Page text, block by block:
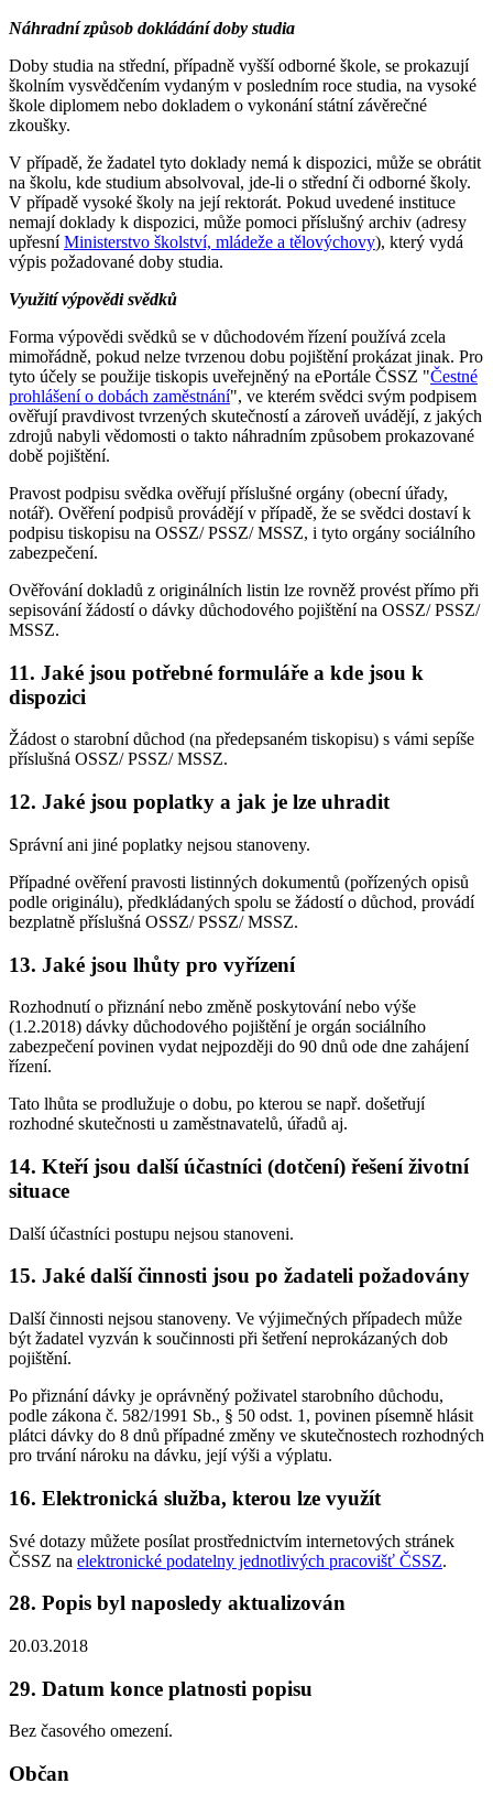
Náhradní způsob dokládání doby studia
Doby studia na střední, případně vyšší odborné škole, se prokazují
školním vysvědčením vydaným v posledním roce studia, na vysoké
škole diplomem nebo dokladem o vykonání státní závěrečné
zkoušky.
V případě, že žadatel tyto doklady nemá k dispozici, může se obrátit
na školu, kde studium absolvoval, jde-li o střední či odborné školy.
V případě vysoké školy na její rektorát. Pokud uvedené instituce
nemají doklady k dispozici, může pomoci příslušný archiv (adresy
upřesníMinisterstvo školství, mládeže a tělovýchovy), který vydá
výpis požadované doby studia.
Využití výpovědi svědků
Forma výpovědi svědků se v důchodovém řízení používá zcela
mimořádně, pokud nelze tvrzenou dobu pojištění prokázat jinak. Pro
tyto účely se použije tiskopis uveřejněný na ePortále ČSSZ "Čestné
prohlášení o dobách zaměstnání", ve kterém svědci svým podpisem
ověřují pravdivost tvrzených skutečností a zároveň uvádějí, z jakých
zdrojů nabyli vědomosti o takto náhradním způsobem prokazované
době pojištění.
Pravost podpisu svědka ověřují příslušné orgány (obecní úřady,
notář). Ověření podpisů provádějí v případě, že se svědci dostaví k
podpisu tiskopisu na OSSZ/ PSSZ/ MSSZ, i tyto orgány sociálního
zabezpečení.
Ověřování dokladů z originálních listin lze rovněž provést přímo při
sepisování žádostí o dávky důchodového pojištění na OSSZ/ PSSZ/
MSSZ.
11. Jaké jsou potřebné formuláře a kde jsou k
dispozici
Žádost o starobní důchod (na předepsaném tiskopisu) s vámi sepíše
příslušná OSSZ/ PSSZ/ MSSZ.
12. Jaké jsou poplatky a jak je lze uhradit
Správní ani jiné poplatky nejsou stanoveny.
Případné ověření pravosti listinných dokumentů (pořízených opisů
podle originálu), předkládaných spolu se žádostí o důchod, provádí
bezplatně příslušná OSSZ/ PSSZ/ MSSZ.
13. Jaké jsou lhůty pro vyřízení
Rozhodnutí o přiznání nebo změně poskytování nebo výše
(1.2.2018) dávky důchodového pojištění je orgán sociálního
zabezpečení povinen vydat nejpozději do 90 dnů ode dne zahájení
řízení.
Tato lhůta se prodlužuje o dobu, po kterou se např. došetřují
rozhodné skutečnosti u zaměstnavatelů, úřadů aj.
14. Kteří jsou další účastníci (dotčení) řešení životní
situace
Další účastníci postupu nejsou stanoveni.
15. Jaké další činnosti jsou po žadateli požadovány
Další činnosti nejsou stanoveny. Ve výjimečných případech může
být žadatel vyzván k součinnosti při šetření neprokázaných dob
pojištění.
Po přiznání dávky je oprávněný poživatel starobního důchodu,
podle zákona č. 582/1991 Sb., § 50 odst. 1, povinen písemně hlásit
plátci dávky do 8 dnů případné změny ve skutečnostech rozhodných
pro trvání nároku na dávku, její výši a výplatu.
16. Elektronická služba, kterou lze využít
Své dotazy můžete posílat prostřednictvím internetových stránek
ČSSZ na elektronické podatelny jednotlivých pracovišť ČSSZ.
28. Popis byl naposledy aktualizován
20.03.2018
29. Datum konce platnosti popisu
Bez časového omezení.
Občan